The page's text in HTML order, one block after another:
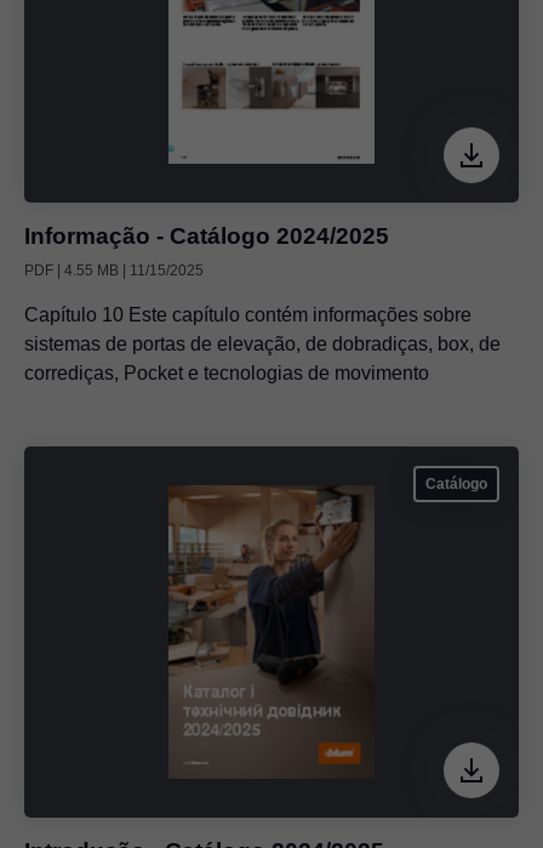
Informação - Catálogo 2024/2025
PDF | 4.55 MB | 11/15/2025
Capítulo 10 Este capítulo contém informações sobre
sistemas de portas de elevação, de dobradiças, box, de
corrediças, Pocket e tecnologias de movimento
Catálogo